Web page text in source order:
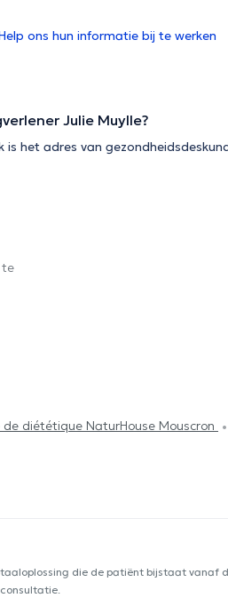
ons hun informatie bij te werken
Julie Muylle?
is het adres van
te
de diététique NaturHouse Mouscron
die de patiënt bijstaat vanaf